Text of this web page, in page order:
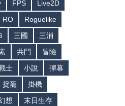
FPS
Live2D
RO
Roguelike
三國
三消
共鬥
冒險
士 小說
彈幕
捉寵
掛機
想
末日生存